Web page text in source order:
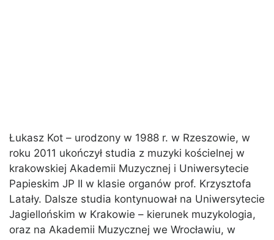
Łukasz Kot – urodzony w 1988 r. w Rzeszowie, w
roku 2011 ukończył studia z muzyki kościelnej w
krakowskiej Akademii Muzycznej i Uniwersytecie
Papieskim JP II w klasie organów prof. Krzysztofa
Latały. Dalsze studia kontynuował na Uniwersytecie
Jagiellońskim w Krakowie – kierunek muzykologia,
oraz na Akademii Muzycznej we Wrocławiu, w